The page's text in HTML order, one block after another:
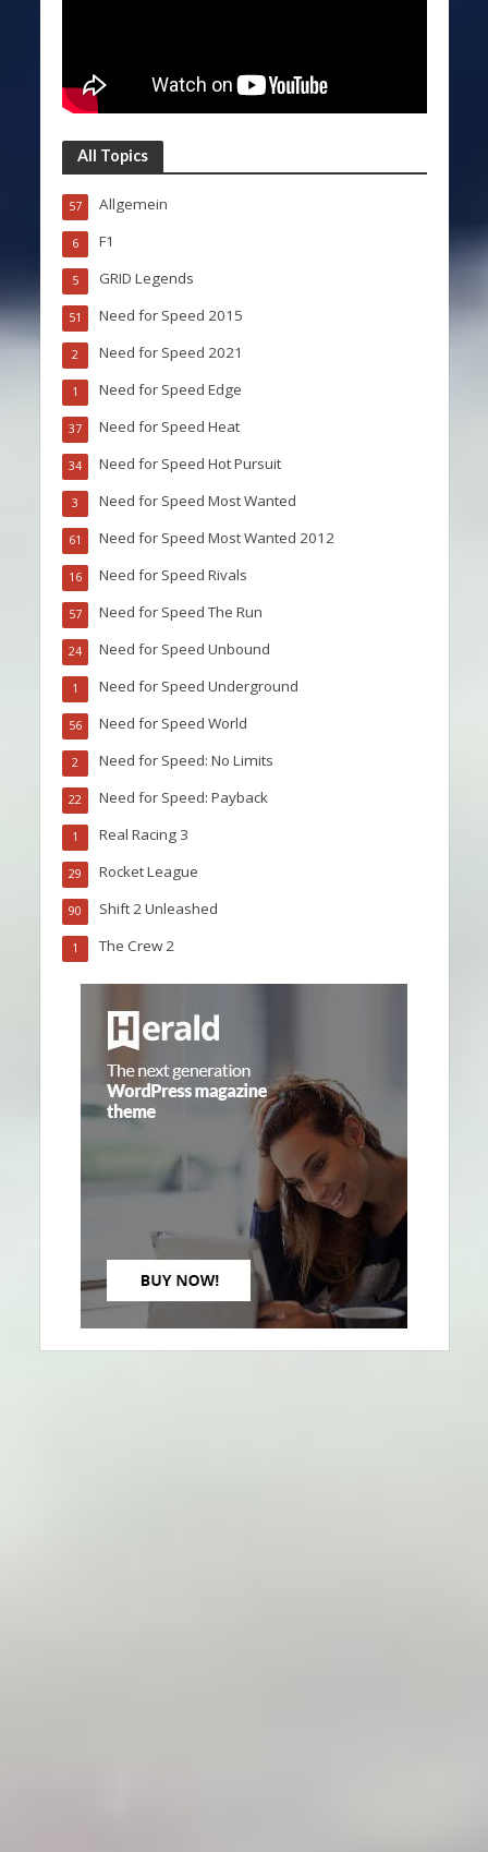
All Topics
Allgemein
57
F1
6
GRID Legends
5
Need for Speed 2015
51
Need for Speed 2021
2
Need for Speed Edge
1
Need for Speed Heat
37
Need for Speed Hot Pursuit
34
Need for Speed Most Wanted
3
Need for Speed Most Wanted 2012
61
Need for Speed Rivals
16
Need for Speed The Run
57
Need for Speed Unbound
24
Need for Speed Underground
1
Need for Speed World
56
Need for Speed: No Limits
2
Need for Speed: Payback
22
Real Racing 3
1
Rocket League
29
Shift 2 Unleashed
90
The Crew 2
1